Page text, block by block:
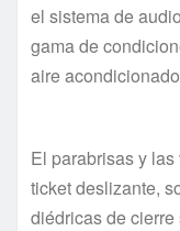
el sistema de
gama de
aire
El parabrisas y
ticket deslizante,
diédricas de